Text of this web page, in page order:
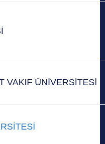
VAKIF ÜNİVERSİTESİ